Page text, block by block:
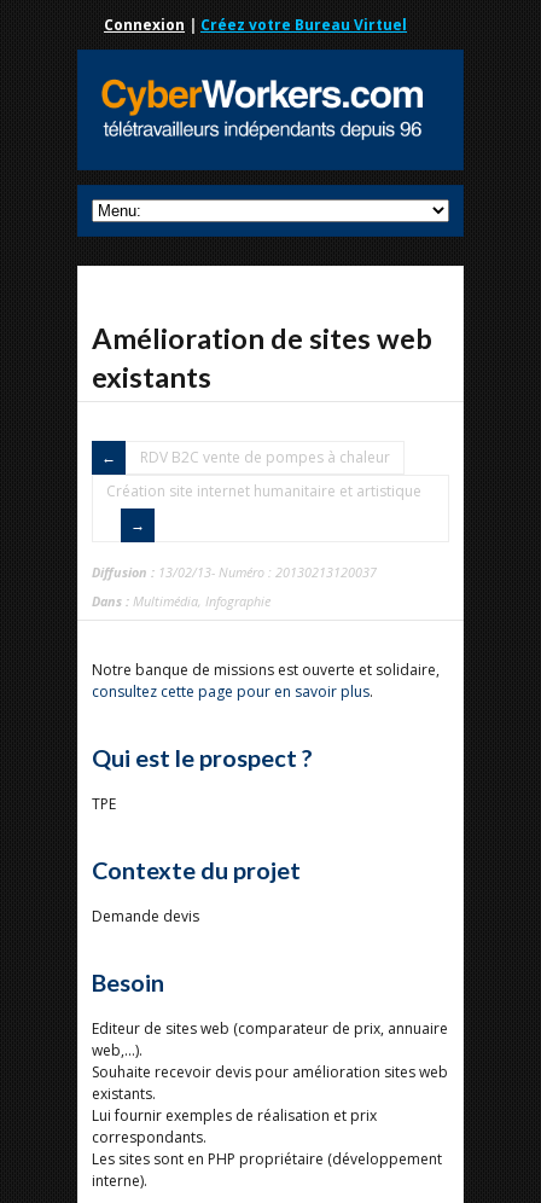
Connexion | Créez votre Bureau Virtuel
Amélioration de sites web
existants
RDV B2C vente de pompes à chaleur
Création site internet humanitaire et artistique
Diffusion : 13/02/13- Numéro : 20130213120037
Dans : Multimédia, Infographie
Notre banque de missions est ouverte et solidaire,
consultez cette page pour en savoir plus.
Qui est le prospect ?
TPE
Contexte du projet
Demande devis
Besoin
Editeur de sites web (comparateur de prix, annuaire
web,...).
Souhaite recevoir devis pour amélioration sites web
existants.
Lui fournir exemples de réalisation et prix
correspondants.
Les sites sont en PHP propriétaire (développement
interne).